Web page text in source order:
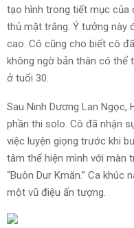
tạo hình trong tiết mục của
thủ mặt trăng. Ý tưởng này
cao. Cô cũng cho biết cô
không ngờ bản thân có thể
ở tuổi 30.
Sau Ninh Dương Lan Ngọc,
phần thi solo. Cô đã nhận
việc luyện giọng trước khi
tâm thể hiện mình với màn
“Buôn Dur Kmăn.” Ca
một vũ điệu ấn tượng.